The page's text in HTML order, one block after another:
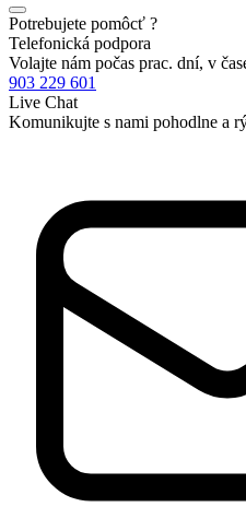
Potrebujete pomôcť ?
Telefonická podpora
Volajte nám počas prac. dní, v
903 229 601
Live Chat
Komunikujte s nami pohodlne a